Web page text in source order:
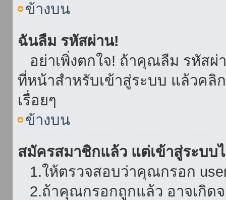
ข้างบน
ฉันลืม รหัสผ่าน!
อย่าเพิ่งตกใจ! ถ้าคุณลืม รหัสผ่
ที่หน้าสำหรับเข้าสู่ระบบ แล้วค
เรื่อยๆ
ข้างบน
สมัครสมาชิกแล้ว แต่เข้าสู่ระบบ
1.ให้ตรวจสอบว่าคุณกรอก
2.ถ้าคุณกรอกถูกแล้ว อาจเกิด